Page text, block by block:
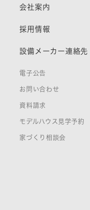
会社案内
採用情報
設備メーカー連絡先
電子公告
お問い合わせ
資料請求
モデルハウス見学予約
家づくり相談会